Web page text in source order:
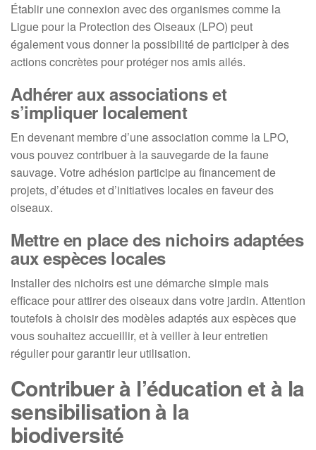
Établir une connexion avec des organismes comme la
Ligue pour la Protection des Oiseaux (LPO) peut
également vous donner la possibilité de participer à des
actions concrètes pour protéger nos amis ailés.
Adhérer aux associations et
s’impliquer localement
En devenant membre d’une association comme la LPO,
vous pouvez contribuer à la sauvegarde de la faune
sauvage. Votre adhésion participe au financement de
projets, d’études et d’initiatives locales en faveur des
oiseaux.
Mettre en place des nichoirs adaptées
aux espèces locales
Installer des nichoirs est une démarche simple mais
efficace pour attirer des oiseaux dans votre jardin. Attention
toutefois à choisir des modèles adaptés aux espèces que
vous souhaitez accueillir, et à veiller à leur entretien
régulier pour garantir leur utilisation.
Contribuer à l’éducation et à la
sensibilisation à la
biodiversité